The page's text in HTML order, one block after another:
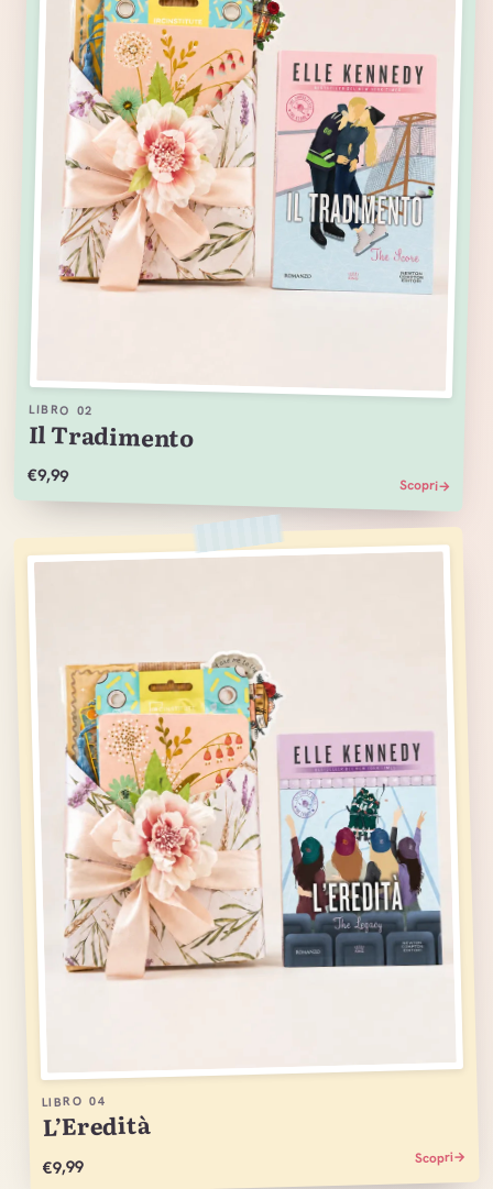
LIBRO 02
Il Tradimento
€9,99 Scopri→
LIBRO04
L’Eredità
€9,99 Scopri→